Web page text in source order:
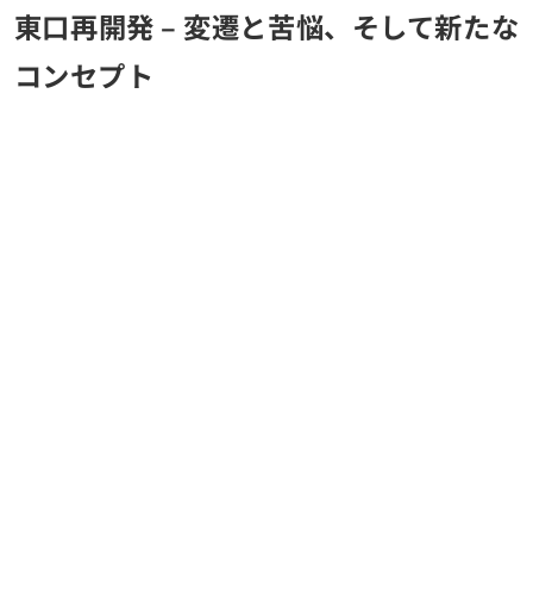
東口再開発 – 変遷と苦悩、そして新たな
コンセプト